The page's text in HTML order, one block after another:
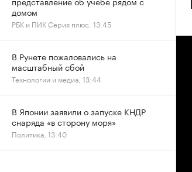
домом
РБК и ПИК Серия плюс, 13:45
В Рунете пожаловались на
масштабный сбой
Технологии и медиа, 13:44
В Японии заявили о запуске КНДР
снаряда «в сторону моря»
Политика, 13:40